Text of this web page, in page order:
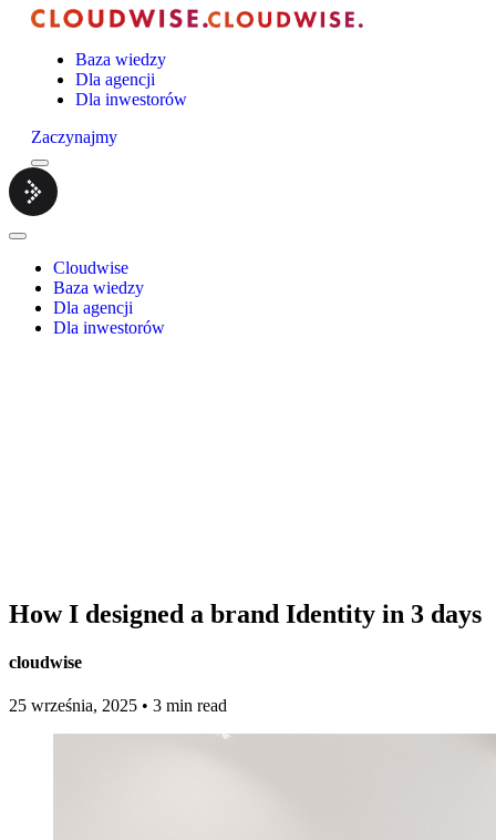
Baza wiedzy
Dla agencji
Dla inwestorów
Zaczynajmy
Menu
Cloudwise.
Close
Cloudwise
Baza wiedzy
Dla agencji
Dla inwestorów
How I designed a brand Identity in 3 days
cloudwise
25 września, 2025 • 3 min read